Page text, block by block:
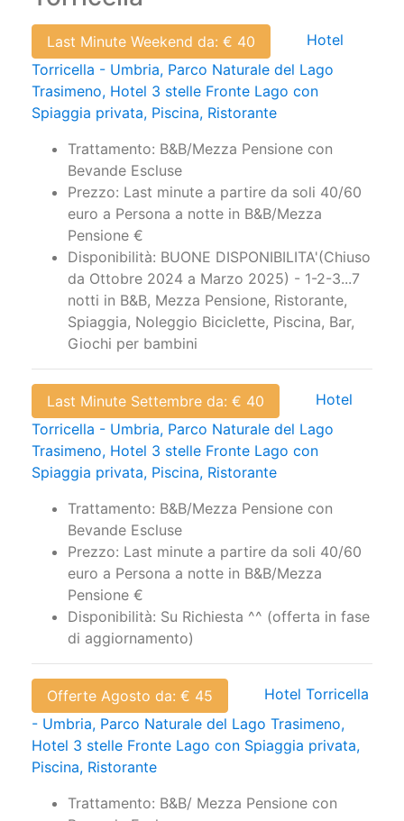
Last Minute Weekend da: € 40
Torricella - Umbria, Parco Naturale del Lago
Trasimeno, Hotel 3 stelle Fronte Lago con
Spiaggia privata, Piscina, Ristorante
Bevande Escluse
Prezzo: Last minute a partire da soli 40/60
euro a Persona a notte in B&B/Mezza
Pensione €
Disponibilità: BUONE DISPONIBILITA'(Chiuso
da Ottobre 2024 a Marzo 2025) - 1-2-3...7
notti in B&B, Mezza Pensione, Ristorante,
Spiaggia, Noleggio Biciclette, Piscina, Bar,
Giochi per bambini
Last Minute Settembre da: € 40
Torricella - Umbria, Parco Naturale del Lago
Trasimeno, Hotel 3 stelle Fronte Lago con
Spiaggia privata, Piscina, Ristorante
Bevande Escluse
Prezzo: Last minute a partire da soli 40/60
euro a Persona a notte in B&B/Mezza
Pensione €
Disponibilità: Su Richiesta ^^ (offerta in fase
di aggiornamento)
Offerte Agosto da: € 45
- Umbria, Parco Naturale del Lago Trasimeno,
Hotel 3 stelle Fronte Lago con Spiaggia privata,
Piscina, Ristorante
Bevande Escluse